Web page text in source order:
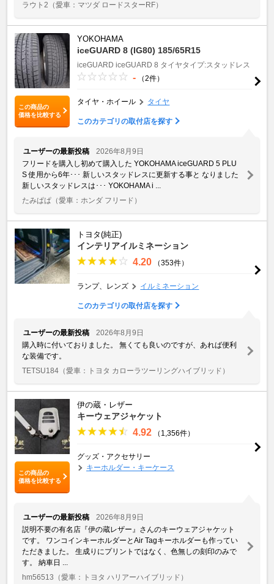
ラウト2 （愛車：マツダ ロードスターRF）
この商品の
価格を比較する
YOKOHAMA
iceGUARD 8 (IG80) 185/65R15
iceGUARD iceGUARD 8 タイヤタイプ:スタッドレス
- （2件）
タイヤ・ホイール タイヤ
このカテゴリの取付店を探す
ユーザーの最新投稿
2026年8月9日
フリードを購入し初めて購入した YOKOHAMA iceGUARD 5 PLU
S 使用から6年･･･ 新しいスタッドレスに更新する事と なりました
新しいスタッドレスは･･･ YOKOHAMA i ...
たみぱぱ （愛車：ホンダ フリード）
トヨタ(純正)
インテリアイルミネーション
4.20 （353件）
ランプ、レンズ イルミネーション
このカテゴリの取付店を探す
ユーザーの最新投稿
2026年8月9日
購入時に付いておりました。 無くても良いのですが、あれば便利
な装備です。
TETSU184 （愛車：トヨタ カローラツーリングハイブリッド）
この商品の
価格を比較する
伊の蔵・レザー
キーウェアジャケット
4.92 （1,356件）
グッズ・アクセサリー
キーホルダー・キーケース
ユーザーの最新投稿
2026年8月9日
説明不要の有名店『伊の蔵レザー』さんのキーウェアジャケット
です。 ワンコインキーホルダーとAir Tagキーホルダーも作ってい
ただきました。 生成りにプリントではなく、色無しの刻印のみで
す。 納車日 ...
hm56513 （愛車：トヨタ ハリアーハイブリッド）